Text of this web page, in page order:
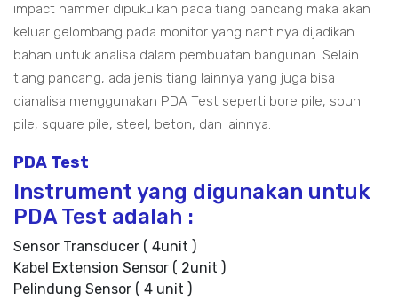
impact hammer dipukulkan pada tiang pancang maka akan
keluar gelombang pada monitor yang nantinya dijadikan
bahan untuk analisa dalam pembuatan bangunan. Selain
tiang pancang, ada jenis tiang lainnya yang juga bisa
dianalisa menggunakan PDA Test seperti bore pile, spun
pile, square pile, steel, beton, dan lainnya.
PDA Test
Instrument yang digunakan untuk
PDA Test adalah :
Sensor Transducer ( 4unit )
Kabel Extension Sensor ( 2unit )
Pelindung Sensor ( 4 unit )